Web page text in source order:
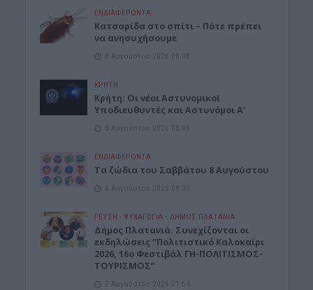
ΕΝΔΙΑΦΕΡΟΝΤΑ
Κατσαρίδα στο σπίτι – Πότε πρέπει
να ανησυχήσουμε
8 Αυγούστου 2026 08:08
ΚΡΗΤΗ
Κρήτη: Οι νέοι Αστυνομικοί
Υποδιευθυντές και Αστυνόμοι Α’
8 Αυγούστου 2026 08:06
ΕΝΔΙΑΦΕΡΟΝΤΑ
Tα ζώδια του Σαββάτου 8 Αυγούστου
8 Αυγούστου 2026 08:03
ΓΕΎΣΗ - ΨΥΧΑΓΩΓΊΑ • ΔΉΜΟΣ ΠΛΑΤΑΝΙΆ
Δήμος Πλατανιά: Συνεχίζονται οι
εκδηλώσεις “Πολιτιστικό Καλοκαίρι
2026, 16ο Φεστιβάλ ΓΗ-ΠΟΛΙΤΙΣΜΟΣ-
ΤΟΥΡΙΣΜΟΣ”
7 Αυγούστου 2026 21:54